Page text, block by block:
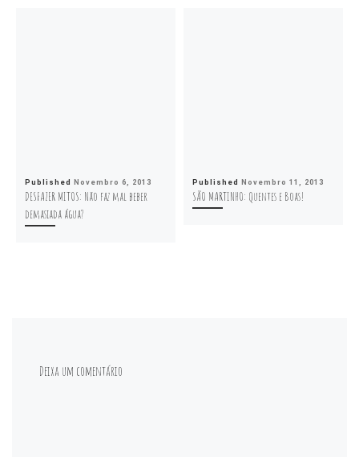
Published Novembro 6, 2013
DESFAZER MITOS: Não faz mal beber
demasiada água?
Published Novembro 11, 2013
SÃO MARTINHO: Quentes e Boas!
Deixa um comentário